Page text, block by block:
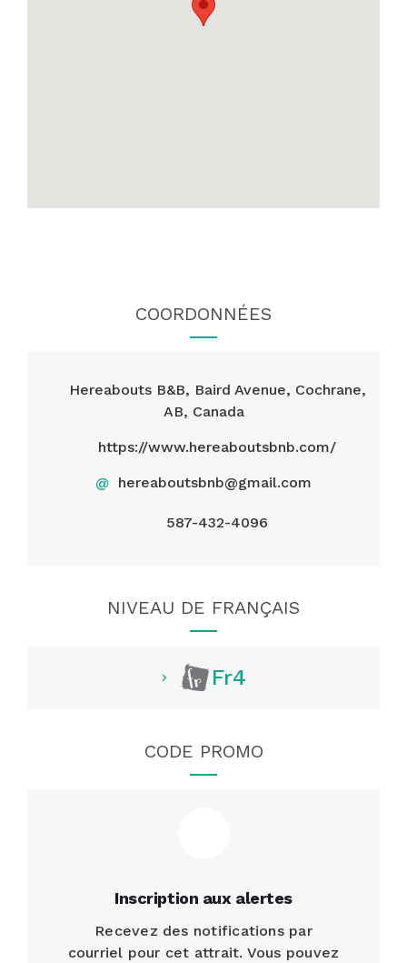
COORDONNÉES
Hereabouts B&B, Baird Avenue, Cochrane,
AB, Canada
https://www.hereaboutsbnb.com/
@ hereaboutsbnb@gmail.com
587-432-4096
NIVEAU DE FRANÇAIS
Fr4
CODE PROMO
Inscription aux alertes
Recevez des notifications par
courriel pour cet attrait. Vous pouvez